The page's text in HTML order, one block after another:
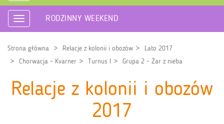
nawigację
Rozwiń
nawigację
RODZINNY WEEKEND
Strona główna Relacje z kolonii i obozów
Lato 2017
Chorwacja - Kvarner
Turnus I Grupa 2 - Żar z nieba
Relacje z kolonii i obozów
2017